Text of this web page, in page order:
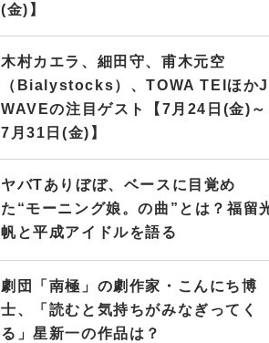
(金)】
木村カエラ、細田守、甫木元空
（Bialystocks）、TOWA TEIほか
WAVEの注目ゲスト【7月24日(金)～
7月31日(金)】
ヤバTありぼぼ、ベースに目覚め
た“モーニング娘。の曲”とは？福留
帆と平成アイドルを語る
劇団「南極」の劇作家・こんにち博
士、「読むと気持ちがみなぎってく
る」星新一の作品は？